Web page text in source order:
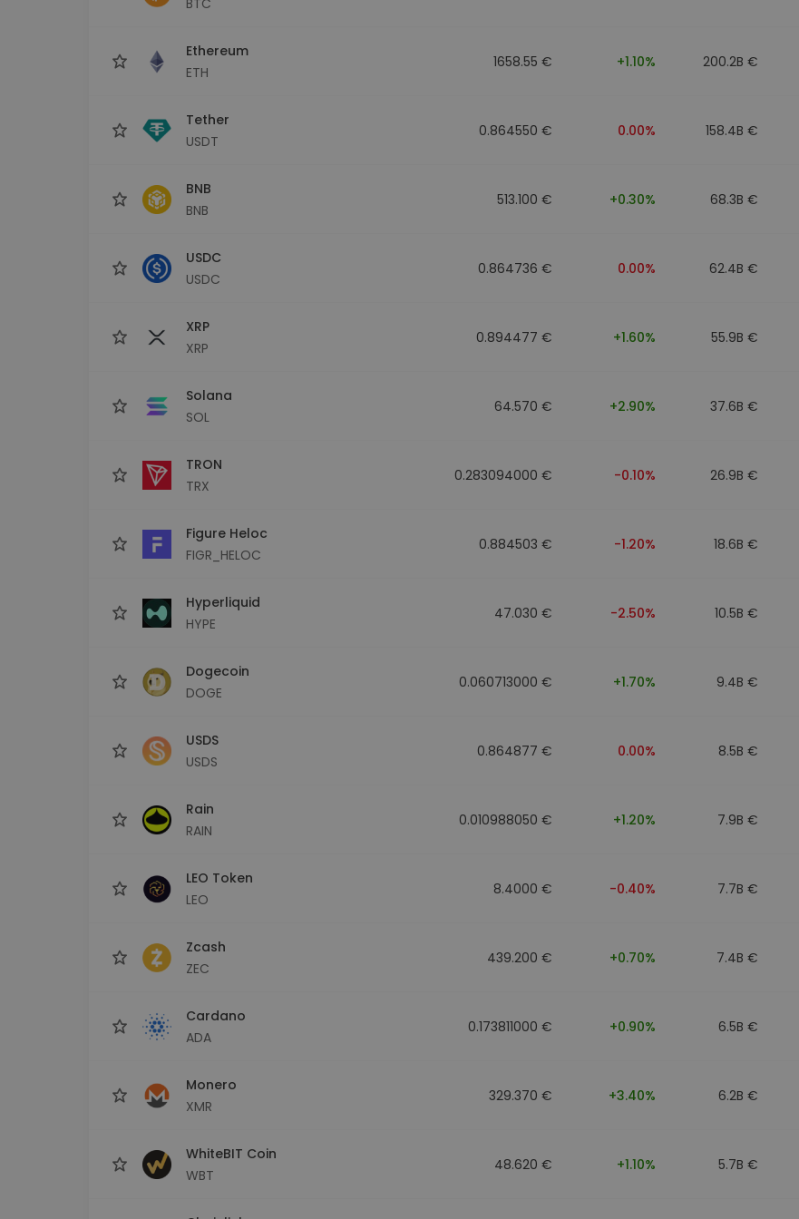
Ethereum
ETH
1658.55 € +1.10% 200.2B €
Tether
USDT
0.864550 € 0.00% 158.4B €
BNB
BNB
513.100 € +0.30% 68.3B €
USDC
USDC
0.864736 € 0.00% 62.4B €
XRP
XRP
0.894477 € +1.60% 55.9B €
Solana
SOL
64.570 € +2.90% 37.6B €
TRON
TRX
0.283094000 € -0.10% 26.9B €
Figure Heloc
FIGR_HELOC
0.884503 € -1.20% 18.6B €
Hyperliquid
HYPE
47.030 € -2.50% 10.5B €
Dogecoin
DOGE
0.060713000 € +1.70% 9.4B €
USDS
USDS
0.864877 € 0.00% 8.5B €
Rain
RAIN
0.010988050 € +1.20% 7.9B €
LEO Token
LEO
8.4000 € -0.40% 7.7B €
Zcash
ZEC
439.200 € +0.70% 7.4B €
Cardano
ADA
0.173811000 € +0.90% 6.5B €
Monero
XMR
329.370 € +3.40% 6.2B €
WhiteBIT Coin
WBT
48.620 € +1.10% 5.7B €